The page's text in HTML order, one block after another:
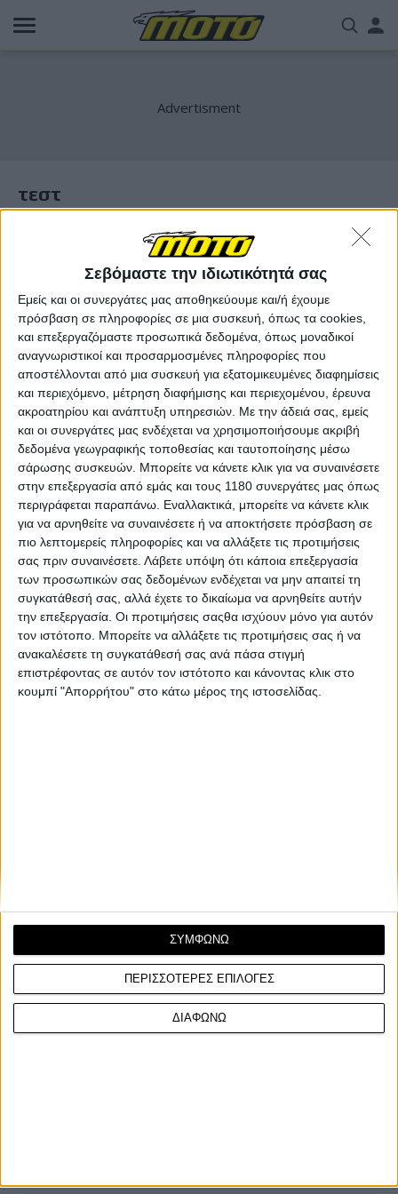
Σεβόμαστε την ιδιωτικότητά σας
Εμείς και οι συνεργάτες μας αποθηκεύουμε και/ή έχουμε
πρόσβαση σε πληροφορίες σε μια συσκευή, όπως τα cookies,
και επεξεργαζόμαστε προσωπικά δεδομένα, όπως μοναδικοί
αναγνωριστικοί και προσαρμοσμένες πληροφορίες που
αποστέλλονται από μια συσκευή για εξατομικευμένες διαφημίσεις
και περιεχόμενο, μέτρηση διαφήμισης και περιεχομένου, έρευνα
ακροατηρίου και ανάπτυξη υπηρεσιών. Με την άδειά σας, εμείς
και οι συνεργάτες μας ενδέχεται να χρησιμοποιήσουμε ακριβή
δεδομένα γεωγραφικής τοποθεσίας και ταυτοποίησης μέσω
σάρωσης συσκευών. Μπορείτε να κάνετε κλικ για να συναινέσετε
στην επεξεργασία από εμάς και τους 1180 συνεργάτες μας όπως
περιγράφεται παραπάνω. Εναλλακτικά, μπορείτε να κάνετε κλικ
για να αρνηθείτε να συναινέσετε ή να αποκτήσετε πρόσβαση σε
πιο λεπτομερείς πληροφορίες και να αλλάξετε τις προτιμήσεις
σας πριν συναινέσετε. Λάβετε υπόψη ότι κάποια επεξεργασία
των προσωπικών σας δεδομένων ενδέχεται να μην απαιτεί τη
συγκατάθεσή σας, αλλά έχετε το δικαίωμα να αρνηθείτε αυτήν
την επεξεργασία. Οι προτιμήσεις σαςθα ισχύουν μόνο για αυτόν
τον ιστότοπο. Μπορείτε να αλλάξετε τις προτιμήσεις σας ή να
ανακαλέσετε τη συγκατάθεσή σας ανά πάσα στιγμή
επιστρέφοντας σε αυτόν τον ιστότοπο και κάνοντας κλικ στο
κουμπί "Απορρήτου" στο κάτω μέρος της ιστοσελίδας.
ΠΕΡΙΣΣΟΤΕΡΕΣ ΕΠΙΛΟΓΕΣ
ΔΙΑΦΩΝΩ
ΣΥΜΦΩΝΩ
Παράκαμψη
προς
τεστ
Δοκιμές ΜΟΤΟ 7/7/2026
Οδηγούμε στην Cremona: BMW M 1000 RR -
Κυριαρχία με μουστάκι
Η BMW και ο Toprak Razgatlioglu κυριάρχησαν τόσο πολύ
στο Παγκόσμιο Πρωτάθλημα Superbike το 2024, που ο
πολυπρωταθλητής σημείωσε 13 συνεχόμενες νίκες και
τερμάτισε στο βάθρο στο 90% των αγώνων. Με αυτ...
World Superbike
WSSP - Θετικές δοκιμές στην Cremona για την
Kawasaki πριν το Portimão
Η Kawasaki WorldSSP Team άφησε την Ιταλία με αισιοδοξία,
έχοντας λύσει βασικά προβλήματα από την Αυσ...